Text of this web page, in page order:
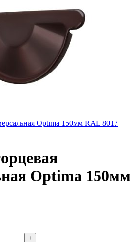
Optima 150мм RAL 8017
Optima 150мм